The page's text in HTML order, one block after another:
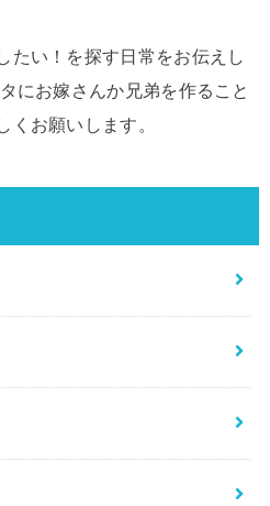
たい！を探す日常をお伝えし
にお嫁さんか兄弟を作ること
くお願いします。